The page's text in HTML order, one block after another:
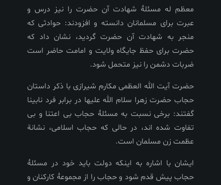
معظم له مسئلۀ شهادت آن حضرت را نیز درس و
عبرت برای مسلمانان دانسته و افزودند: حوادثی که
منجر به شهادت آن حضرت گردید، نشان داد که
حضرت برای حفظ جایگاه ولایت و امامت حاضر است
ضربات دشمن را نیز متحمل شود.
حضرت آیت الله العظمی مکارم شیرازی با ذکر داستان
حجاب حضرت زهرا سلام الله علیها در برابر فرد نابینا
گفتند: برخی نسبت به مسئلۀ حجاب بی اعتنا و بی
تفاوت شده اند، در حالی که حجاب اسلامی، نشانة
عظمت زن مسلمان است.
ایشان با اشاره به اینکه دولت باید خود در مسئلۀ
حجاب پیش قدم شود و حجاب را از مجموعۀ کارکنان و